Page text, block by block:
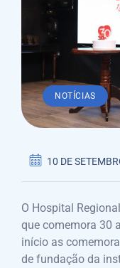
NOTÍCIAS
10 DE
O Hospital
que comemora 30
início as
de fundação da